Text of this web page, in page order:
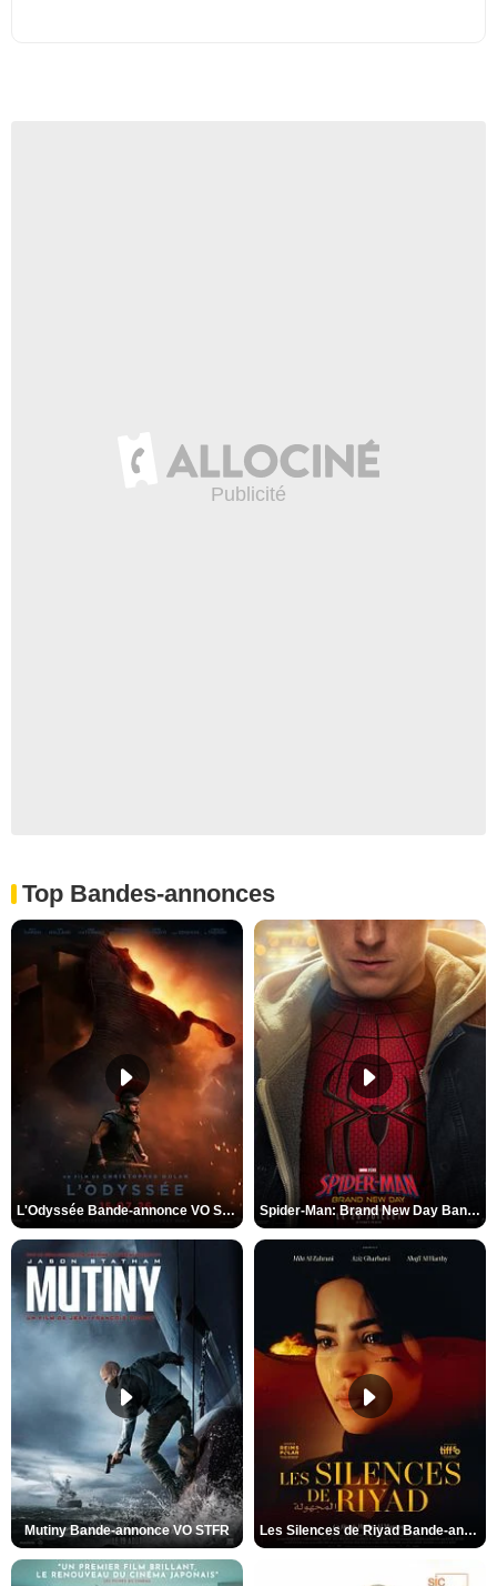
Top Bandes-annonces
L'Odyssée Bande-annonce VO STFR Spider-Man: Brand New Day Bande-annonce VO STFR
Mutiny Bande-annonce VO STFR Les Silences de Riyad Bande-annonce VO STFR